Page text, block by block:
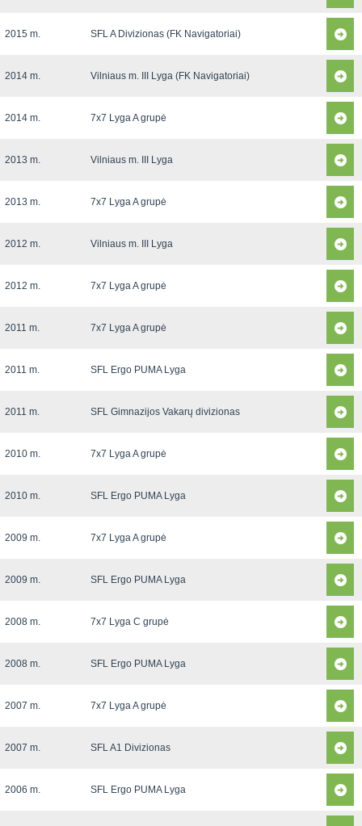
2015 m. SFL A Divizionas (FK Navigatoriai)
2014 m. Vilniaus m. III Lyga (FK Navigatoriai)
2014 m. 7x7 Lyga A grupė
2013 m. Vilniaus m. III Lyga
2013 m. 7x7 Lyga A grupė
2012 m. Vilniaus m. III Lyga
2012 m. 7x7 Lyga A grupė
2011 m. 7x7 Lyga A grupė
2011 m. SFL Ergo PUMA Lyga
2011 m. SFL Gimnazijos Vakarų divizionas
2010 m. 7x7 Lyga A grupė
2010 m. SFL Ergo PUMA Lyga
2009 m. 7x7 Lyga A grupė
2009 m. SFL Ergo PUMA Lyga
2008 m. 7x7 Lyga C grupė
2008 m. SFL Ergo PUMA Lyga
2007 m. 7x7 Lyga A grupė
2007 m. SFL A1 Divizionas
2006 m. SFL Ergo PUMA Lyga